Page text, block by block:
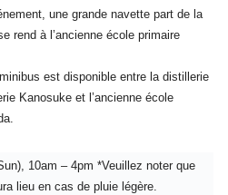
une grande navette part de la
rend à l’ancienne école primaire
est disponible entre la distillerie
Kanosuke et l’ancienne école
10am – 4pm *Veuillez noter que
lieu en cas de pluie légère.